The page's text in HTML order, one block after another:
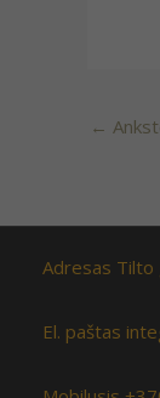
←
Adresas Tilto
El. paštas